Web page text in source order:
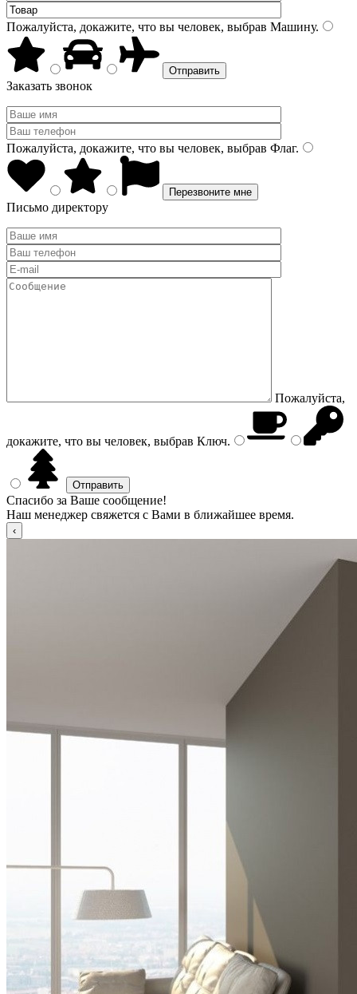
Пожалуйста, докажите, что вы человек, выбрав Машину.
Заказать звонок
Пожалуйста, докажите, что вы человек, выбрав Флаг.
Письмо директору
Пожалуйста,
докажите, что вы человек, выбрав Ключ.
Спасибо за Ваше сообщение!
Наш менеджер свяжется с Вами в ближайшее время.